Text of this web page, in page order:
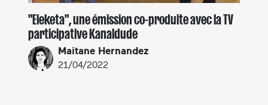
"Eleketa", une émission co-produite avec la TV
participative Kanaldude
Maitane Hernandez
21/04/2022